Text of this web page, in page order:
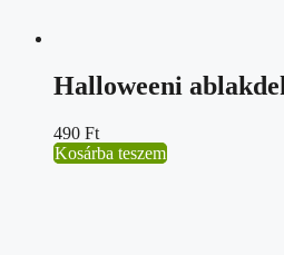
Halloweeni
490 Ft
Kosárba teszem